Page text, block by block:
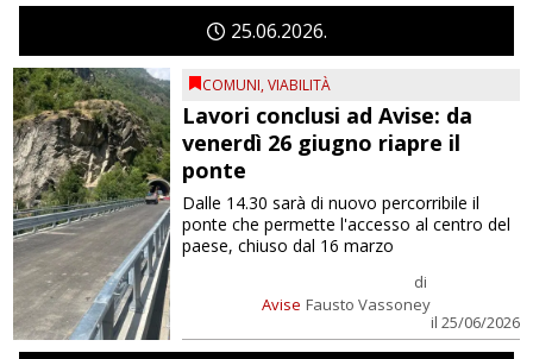
2506 2026
COMUNI,VIABILITÀ
Lavori conclusi ad Avise: da
venerdì 26 giugno riapre il
ponte
Avise
di
Fausto Vassoney
il 25/06/2026
Dalle 14.30 sarà di nuovo percorribile il
ponte che permette l'accesso al centro del
paese, chiuso dal 16 marzo